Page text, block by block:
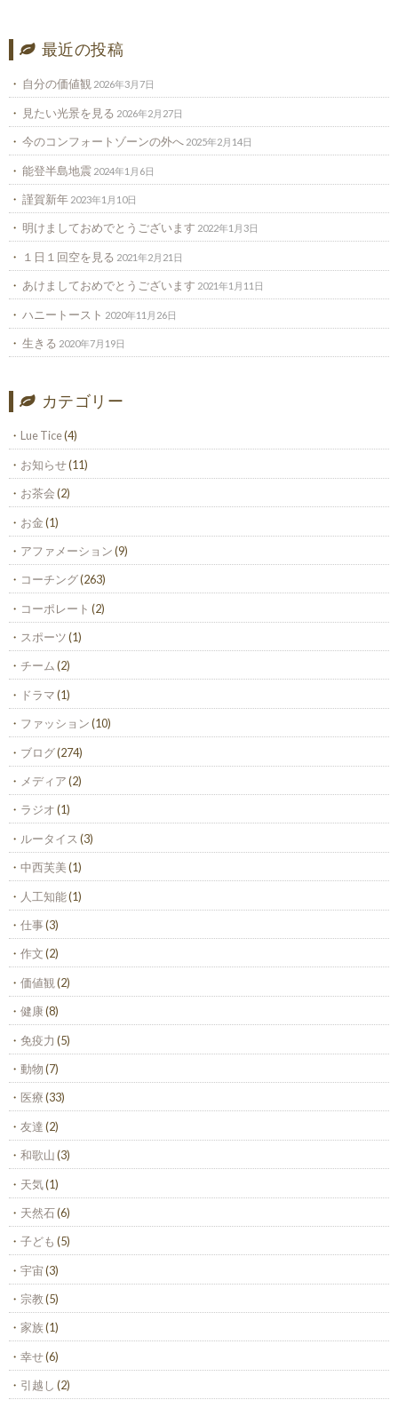
最近の投稿
自分の価値観 2026年3月7日
見たい光景を見る 2026年2月27日
今のコンフォートゾーンの外へ 2025年2月14日
能登半島地震 2024年1月6日
謹賀新年 2023年1月10日
明けましておめでとうございます 2022年1月3日
１日１回空を見る 2021年2月21日
あけましておめでとうございます 2021年1月11日
ハニートースト 2020年11月26日
生きる 2020年7月19日
カテゴリー
Lue Tice(4)
お知らせ(11)
お茶会(2)
お金(1)
アファメーション(9)
コーチング(263)
コーポレート (2)
スポーツ(1)
チーム(2)
ドラマ(1)
ファッション(10)
ブログ(274)
メディア(2)
ラジオ(1)
ルータイス (3)
中西芙美(1)
人工知能(1)
仕事(3)
作文(2)
価値観 (2)
健康(8)
免疫力 (5)
動物(7)
医療(33)
友達(2)
和歌山(3)
天気(1)
天然石(6)
子ども (5)
宇宙(3)
宗教(5)
家族(1)
幸せ(6)
引越し (2)